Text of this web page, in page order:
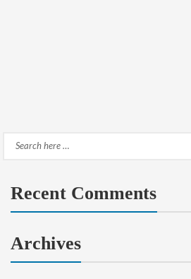
Search
Recent Comments
Archives